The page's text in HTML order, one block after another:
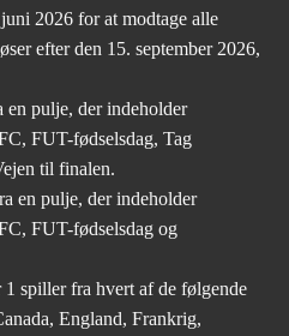
2026 for at modtage alle
efter den 15. september 2026,
pulje, der indeholder
FUT-fødselsdag, Tag
til finalen.
en pulje, der indeholder
FUT-fødselsdag og
spiller fra hvert af de følgende
England, Frankrig,